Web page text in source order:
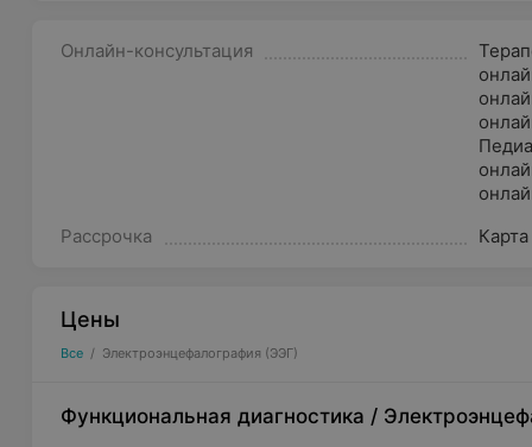
Онлайн-консультация
Рассрочка
Цены
Все / Электроэнцефалография (ЭЭГ)
Функциональная диагностика /